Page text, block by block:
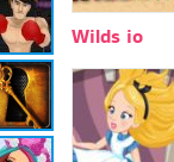
Wilds io